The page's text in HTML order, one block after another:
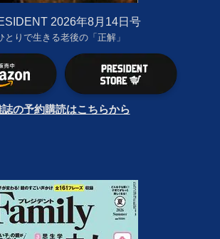
2026年8月14日号
とりで生きる老後の「正解」
誌の予約購読はこちらから